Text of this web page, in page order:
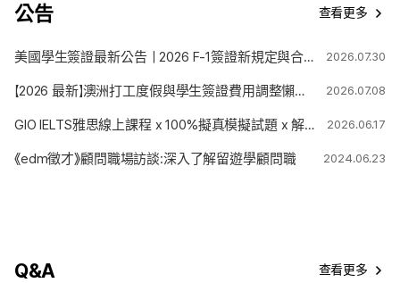
公告 查看更多
美國學生簽證最新公告｜2026 F-1簽證新規定與合法停留期限變更解析 2026.07.30
【2026 最新】澳洲打工度假與學生簽證費用調整懶人包 2026.07.08
GIO IELTS雅思線上課程 x 100%擬真模擬試題 x 解題技巧 2026.06.17
《edm徵才》顧問職場訪談:深入了解留遊學顧問職 2024.06.23
Q&A 查看更多